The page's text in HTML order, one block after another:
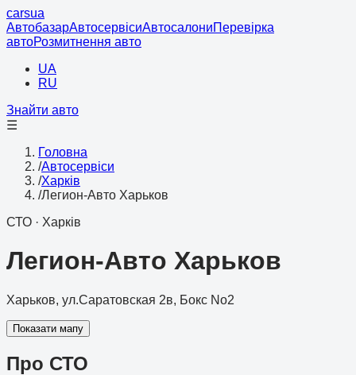
carsua
АвтобазарАвтосервісиАвтосалониПеревірка
автоРозмитнення авто
UA
RU
Знайти авто
☰
Головна
/Автосервіси
/Харків
/Легион-Авто Харьков
СТО · Харків
Легион-Авто Харьков
Харьков, ул.Саратовская 2в, Бокс No2
Показати мапу
Про СТО